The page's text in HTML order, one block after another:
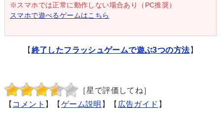
※スマホでは正常に動作しない場合あり（PC推奨）
スマホで遊べるゲームはこちら
【 終了したフラッシュゲームで遊ぶ3つの方法】
［星で評価してね］
【 コメント 】【 ゲーム説明 】【 広告ガイド 】